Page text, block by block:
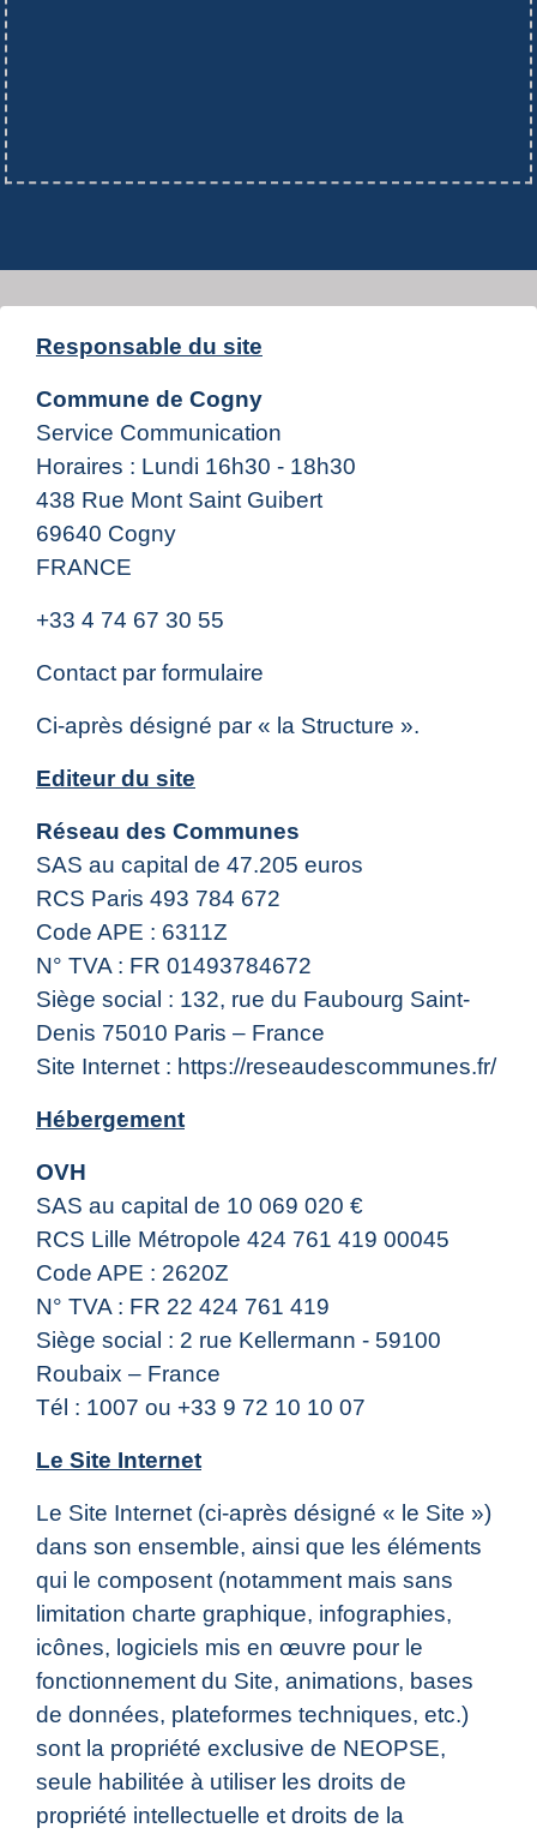
Responsable du site
Commune de Cogny
Service Communication
Horaires : Lundi 16h30 - 18h30
438 Rue Mont Saint Guibert
69640 Cogny
FRANCE
+33 4 74 67 30 55
Contact par formulaire
Ci-après désigné par « la Structure ».
Editeur du site
Réseau des Communes
SAS au capital de 47.205 euros
RCS Paris 493 784 672
Code APE : 6311Z
N° TVA : FR 01493784672
Siège social : 132, rue du Faubourg Saint-
Denis 75010 Paris – France
Site Internet : https://reseaudescommunes.fr/
Hébergement
OVH
SAS au capital de 10 069 020 €
RCS Lille Métropole 424 761 419 00045
Code APE : 2620Z
N° TVA : FR 22 424 761 419
Siège social : 2 rue Kellermann - 59100
Roubaix – France
Tél : 1007 ou +33 9 72 10 10 07
Le Site Internet
Le Site Internet (ci-après désigné « le Site »)
dans son ensemble, ainsi que les éléments
qui le composent (notamment mais sans
limitation charte graphique, infographies,
icônes, logiciels mis en œuvre pour le
fonctionnement du Site, animations, bases
de données, plateformes techniques, etc.)
sont la propriété exclusive de NEOPSE,
seule habilitée à utiliser les droits de
propriété intellectuelle et droits de la